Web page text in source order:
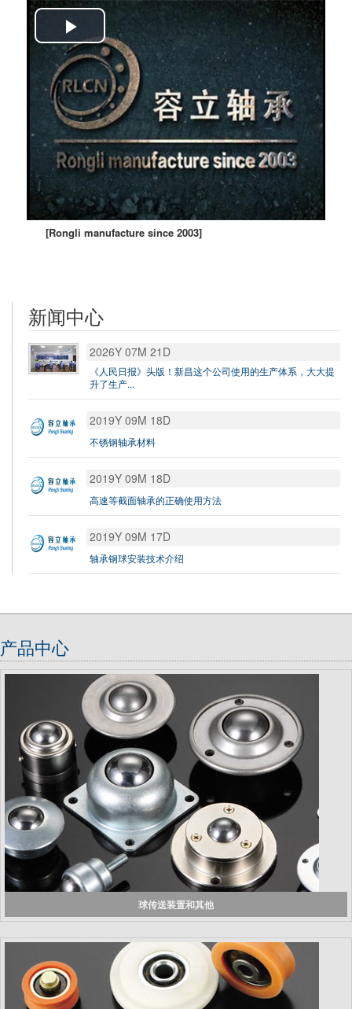
Play
Video
[Rongli manufacture since 2003]
新闻中心
2026Y 07M 21D
《人民日报》头版！新昌这个公司使用的生产体系，大大提
升了生产...
2019Y 09M 18D
不锈钢轴承材料
2019Y 09M 18D
高速等截面轴承的正确使用方法
2019Y 09M 17D
轴承钢球安装技术介绍
产品中心
球传送装置和其他